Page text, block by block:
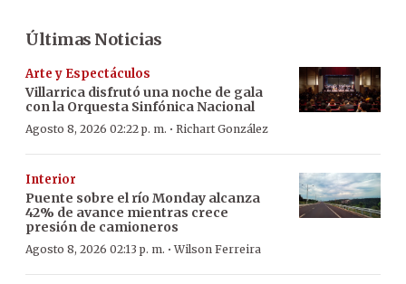
Últimas Noticias
Arte y Espectáculos
Villarrica disfrutó una noche de gala
con la Orquesta Sinfónica Nacional
Agosto 8, 2026 02:22 p. m. · Richart González
Interior
Puente sobre el río Monday alcanza
42% de avance mientras crece
presión de camioneros
Agosto 8, 2026 02:13 p. m. ·Wilson Ferreira